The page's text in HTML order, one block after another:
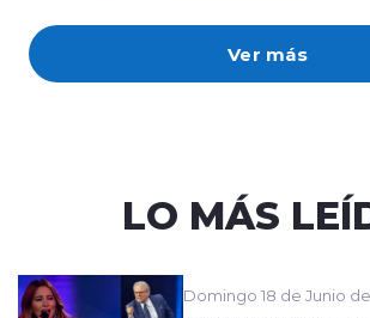
Ver más
LO MÁS
Domingo 18 de Junio